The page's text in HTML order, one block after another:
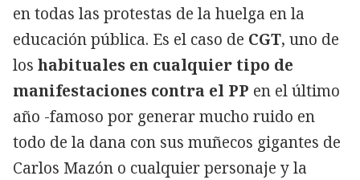
en todas las protestas de la huelga en la
educación pública. Es el caso de CGT, uno de
los habituales en cualquier tipo de
manifestaciones contra el PP en el último
año -famoso por generar mucho ruido en
todo de la dana con sus muñecos gigantes de
Carlos Mazón o cualquier personaje y la